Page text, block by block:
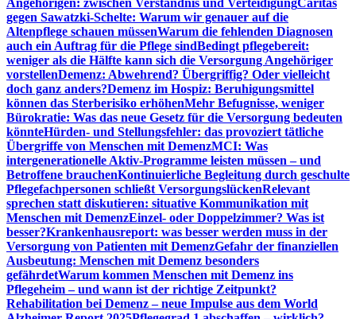
Angehörigen: zwischen Verständnis und VerteidigungCaritas
gegen Sawatzki-Schelte: Warum wir genauer auf die
Altenpflege schauen müssenWarum die fehlenden Diagnosen
auch ein Auftrag für die Pflege sindBedingt pflegebereit:
weniger als die Hälfte kann sich die Versorgung Angehöriger
vorstellenDemenz: Abwehrend? Übergriffig? Oder vielleicht
doch ganz anders?Demenz im Hospiz: Beruhigungsmittel
können das Sterberisiko erhöhenMehr Befugnisse, weniger
Bürokratie: Was das neue Gesetz für die Versorgung bedeuten
könnteHürden- und Stellungsfehler: das provoziert tätliche
Übergriffe von Menschen mit DemenzMCI: Was
intergenerationelle Aktiv-Programme leisten müssen – und
Betroffene brauchenKontinuierliche Begleitung durch geschulte
Pflegefachpersonen schließt VersorgungslückenRelevant
sprechen statt diskutieren: situative Kommunikation mit
Menschen mit DemenzEinzel- oder Doppelzimmer? Was ist
besser?Krankenhausreport: was besser werden muss in der
Versorgung von Patienten mit DemenzGefahr der finanziellen
Ausbeutung: Menschen mit Demenz besonders
gefährdetWarum kommen Menschen mit Demenz ins
Pflegeheim – und wann ist der richtige Zeitpunkt?
Rehabilitation bei Demenz – neue Impulse aus dem World